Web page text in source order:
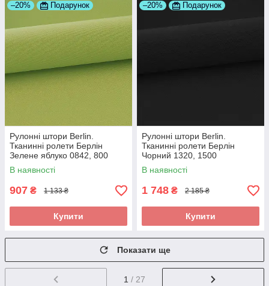
–20% Подарунок
Рулонні штори Berlin.
Тканинні ролети Берлін
Зелене яблуко 0842, 800
В наявності
907 ₴ 1 133 ₴
Купити
–20% Подарунок
Рулонні штори Berlin.
Тканинні ролети Берлін
Чорний 1320, 1500
В наявності
1 748 ₴ 2 185 ₴
Купити
Показати ще
1 / 27